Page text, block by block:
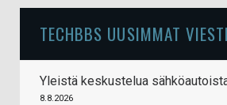
TECHBBS UUSIMMAT
Yleistä keskustelua
8.8.2026